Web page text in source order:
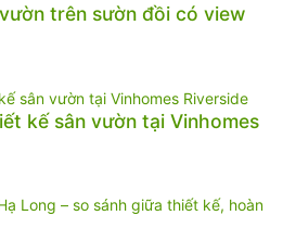
vườn trên sườn đồi có view
kế sân vườn tại Vinhomes